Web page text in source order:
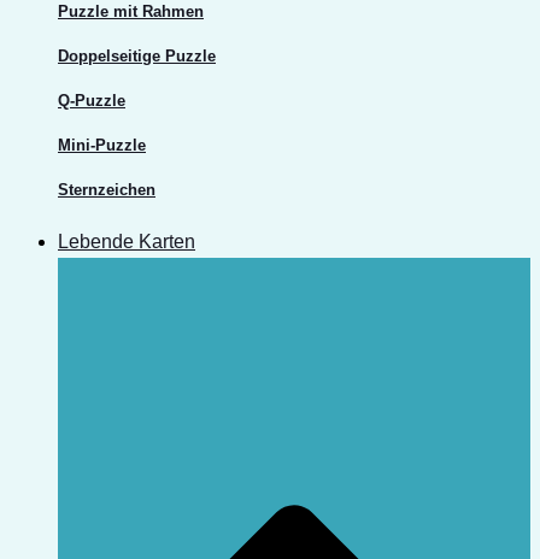
Puzzle mit Rahmen
Doppelseitige Puzzle
Q-Puzzle
Mini-Puzzle
Sternzeichen
Lebende Karten